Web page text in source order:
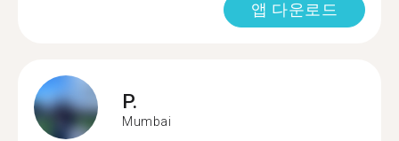
앱 다운로드
P.
Mumbai